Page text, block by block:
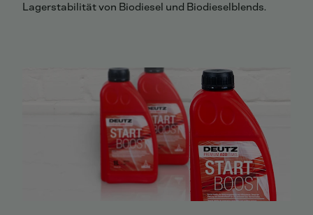
Lagerstabilität von Biodiesel und Biodieselblends.